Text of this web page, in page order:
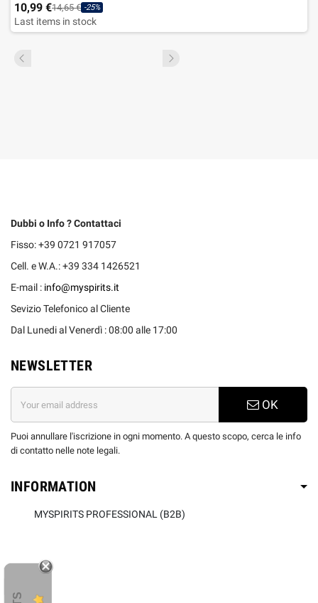
10,99 €14,65 € -25%
Last items in stock
Dubbi o Info ? Contattaci
Fisso: +39 0721 917057
Cell. e W.A.: +39 334 1426521
E-mail : info@myspirits.it
Sevizio Telefonico al Cliente
Dal Lunedi al Venerdì : 08:00 alle 17:00
NEWSLETTER
OK
Puoi annullare l'iscrizione in ogni momento. A questo scopo, cerca le info
di contatto nelle note legali.
INFORMATION
MYSPIRITS PROFESSIONAL (B2B)